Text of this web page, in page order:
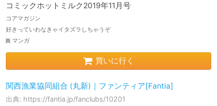
コミックホットミルク2019年11月号
コアマガジン
好きっていわなきゃイタズラしちゃうぞ
マンガ
買いに行く
関西漁業協同組合 (丸新)｜ファンティア[Fantia]
出典: https://fantia.jp/fanclubs/10201